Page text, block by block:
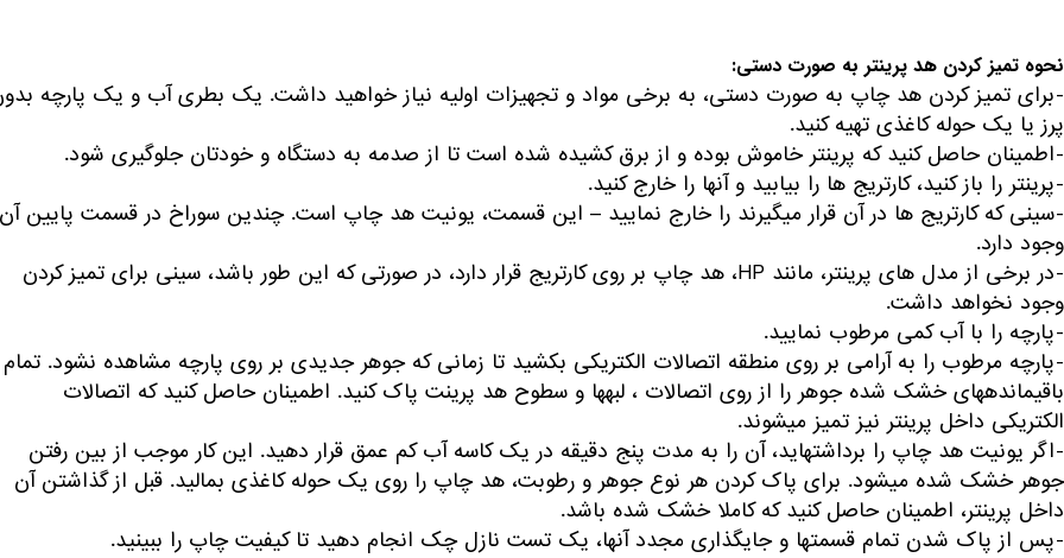
نحوه تمیز کردن هد پرینتر به صورت دستی:
-برای تمیز کردن هد چاپ به صورت دستی، به برخی مواد و تجهیزات اولیه نیاز خواهید داشت. یک بطری آب و یک پارچه
پرز یا یک حوله کاغذی تهیه کنید.
-اطمینان حاصل کنید که پرینتر خاموش بوده و از برق کشیده شده است تا از صدمه به دستگاه و خودتان جلوگیری شود.
-پرینتر را باز کنید، کارتریج ها را بیابید و آنها را خارج کنید.
-سینی که کارتریج ها در آن قرار می‎گیرند را خارج نمایید – این قسمت، یونیت هد چاپ است. چندین سوراخ در قسمت پایین آن
وجود دارد.
-در برخی از مدل های پرینتر، مانند HP، هد چاپ بر روی کارتریج قرار دارد، در صورتی که این طور باشد، سینی برای تمیز کردن
وجود نخواهد داشت.
-پارچه را با آب کمی‎ مرطوب نمایید.
-پارچه مرطوب را به آرامی ‎بر روی منطقه اتصالات الکتریکی بکشید تا زمانی که جوهر جدیدی بر روی پارچه مشاهده نشود. تمام
باقیمانده‎های خشک شده جوهر را از روی اتصالات ، لبه‎ها و سطوح هد پرینت پاک کنید. اطمینان حاصل کنید که اتصالات
الکتریکی داخل پرینتر نیز تمیز می‎شوند.
-اگر یونیت هد چاپ را برداشته‎اید، آن را به مدت پنج دقیقه در یک کاسه آب کم عمق قرار دهید. این کار موجب از بین رفتن
جوهر خشک شده می‎شود. برای پاک کردن هر نوع جوهر و رطوبت، هد چاپ را روی یک حوله کاغذی بمالید. قبل از گذاشتن آن
داخل پرینتر، اطمینان حاصل کنید که کاملا خشک شده باشد.
-پس از پاک شدن تمام قسمتها و جایگذاری مجدد آنها، یک تست نازل چک انجام دهید تا کیفیت چاپ را ببینید.